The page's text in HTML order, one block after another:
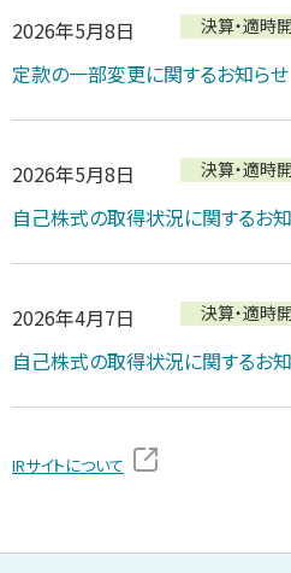
2026年5月8日 決算・適時
定款の一部変更に関するお知らせ
2026年5月8日 決算・適時
自己株式の取得状況に関するお
2026年4月7日 決算・適時
自己株式の取得状況に関するお
IRサイトについて